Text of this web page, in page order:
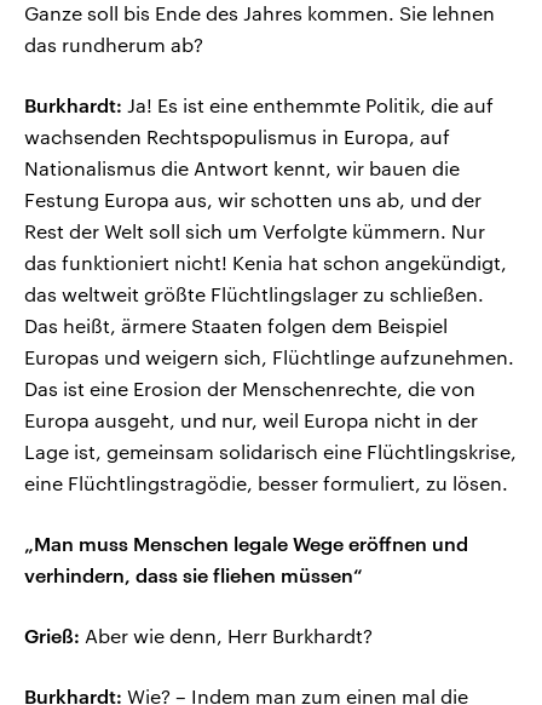
Ganze soll bis Ende des Jahres kommen. Sie lehnen
das rundherum ab?
Burkhardt: Ja! Es ist eine enthemmte Politik, die auf
wachsenden Rechtspopulismus in Europa, auf
Nationalismus die Antwort kennt, wir bauen die
Festung Europa aus, wir schotten uns ab, und der
Rest der Welt soll sich um Verfolgte kümmern. Nur
das funktioniert nicht! Kenia hat schon angekündigt,
das weltweit größte Flüchtlingslager zu schließen.
Das heißt, ärmere Staaten folgen dem Beispiel
Europas und weigern sich, Flüchtlinge aufzunehmen.
Das ist eine Erosion der Menschenrechte, die von
Europa ausgeht, und nur, weil Europa nicht in der
Lage ist, gemeinsam solidarisch eine Flüchtlingskrise,
eine Flüchtlingstragödie, besser formuliert, zu lösen.
„Man muss Menschen legale Wege eröffnen und
verhindern, dass sie fliehen müssen“
Grieß: Aber wie denn, Herr Burkhardt?
Burkhardt: Wie? – Indem man zum einen mal die